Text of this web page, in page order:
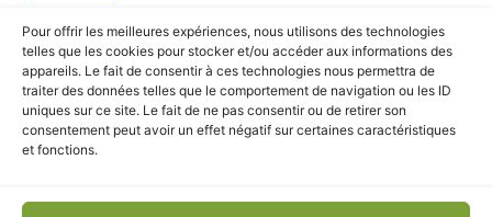
Pour offrir les meilleures expériences, nous utilisons des technologies
telles que les cookies pour stocker et/ou accéder aux informations des
appareils. Le fait de consentir à ces technologies nous permettra de
traiter des données telles que le comportement de navigation ou les ID
uniques sur ce site. Le fait de ne pas consentir ou de retirer son
consentement peut avoir un effet négatif sur certaines caractéristiques
et fonctions.
Alimentations-chien, ANIMALERIE,CHIEN,Friandises-chien
En stock